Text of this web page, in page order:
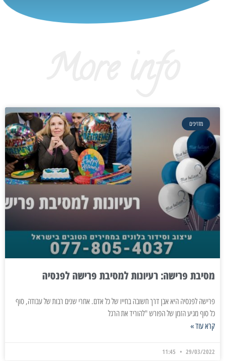
מדריכים
מסיבת פרישה: רעיונות למסיבת פרישה לפנסיה
פרישה לפנסיה היא אבן דרך חשובה בחייו של כל אדם. אחרי שנים רבות של עבודה, סוף
כל סוף מגיע הזמן של הפורש "להוריד את הרגל
קרא עוד »
29/03/2022